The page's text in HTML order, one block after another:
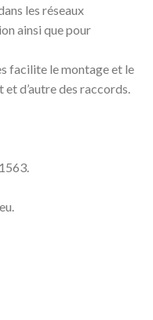
les réseaux
ainsi que pour
facilite le montage et le
d’autre des raccords.